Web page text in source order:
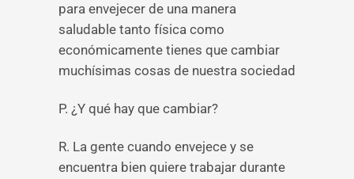
para envejecer de una manera
saludable tanto física como
económicamente tienes que cambiar
muchísimas cosas de nuestra sociedad
P. ¿Y qué hay que cambiar?
R. La gente cuando envejece y se
encuentra bien quiere trabajar durante